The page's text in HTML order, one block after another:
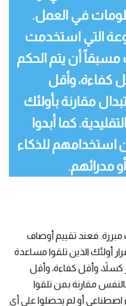
في العمل.
التي استخدمت
مسبقاً أن يتم الحكم
كفاءة، وأقل
مقارنة بأولئك
كما أبدوا
استخدامهم للذكاء
مدرائهم.
مبررة. فعند تقييم أوصاف
أولئك الذين تلقوا مساعدة
كسلاً، وأقل كفاءة، وأقل
مقارنة بمن تلقوا
أو لم يحصلوا على أي